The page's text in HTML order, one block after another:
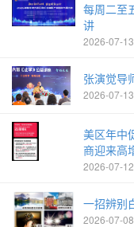
每周二至
讲
2026-07-13
张演觉导
2026-07-13
美区年中
商迎来高
2026-07-12
一招辨别
2026-07-08